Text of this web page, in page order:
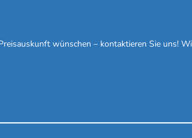
wünschen – kontaktieren Sie uns!